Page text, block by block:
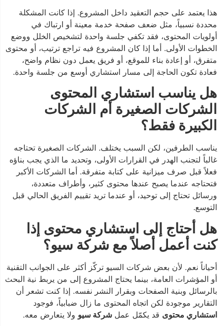
هذا يعتمد على حجم التعقيد داخل المشروع. إذا كانت المشكلة
محددة نسبياً، مثل ضعف صفحة خدمة معينة أو ارتباك في
أولويات المحتوى، فقد تكفي جلسة واحدة لتشخيص الخلل ووضع
الخطوات الأولى. أما إذا كان المشروع فيه تراجع ترتيب، أو محتوى
متفرق، أو إعادة بناء للموقع، أو فريق يعمل دون نظام واضح،
فعادة تكون الحاجة إلى مسار استشاري أوسع من جلسة واحدة.
هل يناسب استشاري المحتوى
الشركات الصغيرة أم الشركات
الكبيرة فقط؟
يناسب الطرفين، لكن السبب يختلف. الشركات الصغيرة تحتاجه
غالباً لتجنب الهدر في القرارات الأولى، وتحديد ما الذي يجب بناؤه
فعلاً قبل صرف ميزانية على كتابة متفرقة. أما الشركات الأكبر
فتحتاجه عندما يصبح عندها محتوى كثير، وأطراف متعددة،
ورسائل تحتاج إلى توحيد، أو عندما تريد تقييم الفريق الحالي قبل
التوسع.
هل أحتاج إلى استشاري محتوى إذا
كنت أعمل أصلاً مع شركة سيو؟
أحياناً نعم. لأن بعض شركات السيو تركّز أكثر على الجوانب التقنية
أو المؤشرات العامة، بينما يحتاج المشروع إلى من يربط نية البحث
بالرسائل وبنية الصفحات وبقرار النشر نفسه. إذا كنت تشعر أن
التقارير موجودة لكن اتجاه المحتوى ما زال ضبابياً، فوجود
استشاري محتوىقد يكمّل عمل شركة سيوولا يتعارض معه.